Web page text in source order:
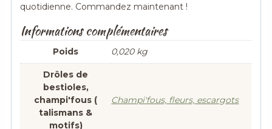
quotidienne. Commandez maintenant !
Informations complémentaires
Poids 0,020 kg
Drôles de
bestioles,
champi'fous (
talismans &
motifs)
Champi'fous, fleurs, escargots